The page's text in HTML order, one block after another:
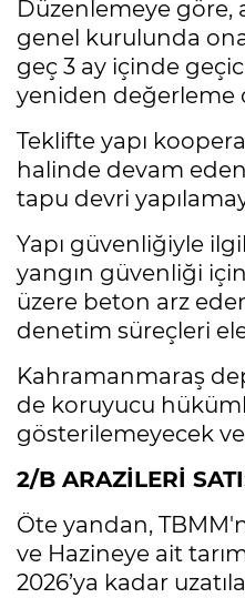
Düzenlemeye
genel kurulunda
geç 3 ay içinde
yeniden değerleme
Teklifte yapı
halinde devam
tapu devri
Yapı güvenliğiyle
yangın güvenliği
üzere beton arz
denetim süreçleri
Kahramanmaraş
de koruyucu
gösterilemeyecek
2/B ARAZİLERİ
Öte yandan,
ve Hazineye ait
2026’ya kadar